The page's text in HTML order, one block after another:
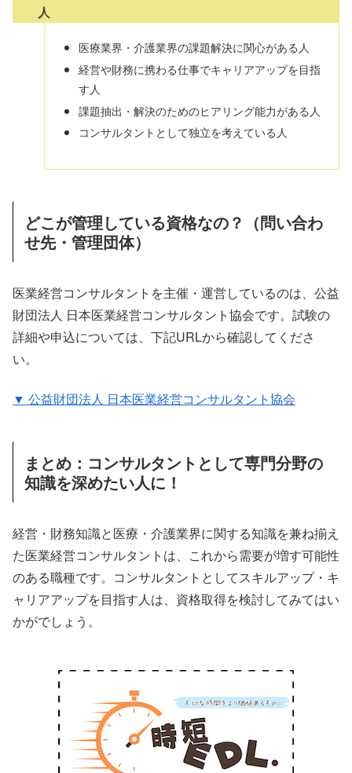
人
医療業界・介護業界の課題解決に関心がある人
経営や財務に携わる仕事でキャリアアップを目指
す人
課題抽出・解決のためのヒアリング能力がある人
コンサルタントとして独立を考えている人
どこが管理している資格なの？（問い合わ
せ先・管理団体）
医業経営コンサルタントを主催・運営しているのは、公益
財団法人 日本医業経営コンサルタント協会です。試験の
詳細や申込については、下記URLから確認してくださ
い。
▼ 公益財団法人 日本医業経営コンサルタント協会
まとめ：コンサルタントとして専門分野の
知識を深めたい人に！
経営・財務知識と医療・介護業界に関する知識を兼ね揃え
た医業経営コンサルタントは、これから需要が増す可能性
のある職種です。コンサルタントとしてスキルアップ・キ
ャリアアップを目指す人は、資格取得を検討してみてはい
かがでしょう。